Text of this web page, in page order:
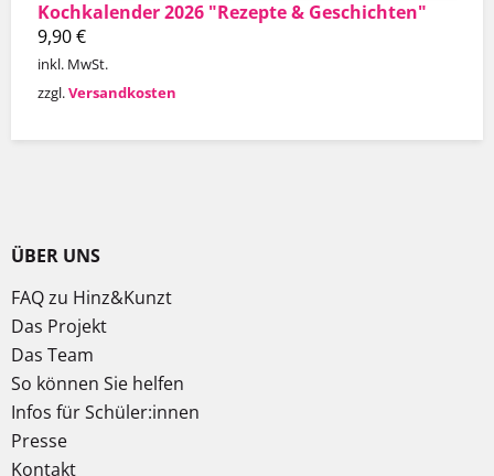
Kochkalender 2026 "Rezepte & Geschichten"
9,90€
inkl. MwSt.
zzgl.Versandkosten
ÜBER UNS
FAQ zu Hinz&Kunzt
Das Projekt
Das Team
So können Sie helfen
Infos für Schüler:innen
Presse
Kontakt